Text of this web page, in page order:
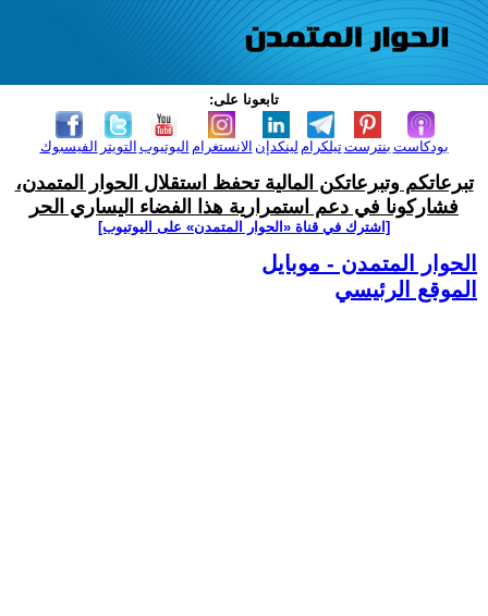
تابعونا على:
الفيسبوك التويتر اليوتيوب الانستغرام لينكدإن تيلكرامبنترست بودكاست
تبرعاتكم وتبرعاتكن المالية تحفظ استقلال الحوار المتمدن،
فشاركونا في دعم استمرارية هذا الفضاء اليساري الحر
[اشترك في قناة ‫«الحوار المتمدن» على اليوتيوب]
الحوار المتمدن - موبايل
الموقع الرئيسي